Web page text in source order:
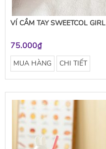
VÍ CẦM TAY SWEETCOL GIRL
75.000₫
MUA HÀNG CHI TIẾT